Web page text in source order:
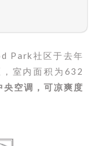
Park社区于去年
室内面积为632
央空调，可凉爽度